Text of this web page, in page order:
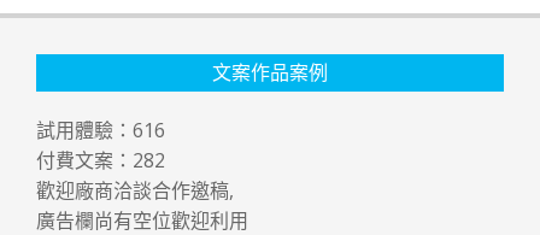
文案作品案例
試用體驗： 616
付費文案： 282
歡迎廠商洽談合作邀稿,
廣告欄尚有空位歡迎利用